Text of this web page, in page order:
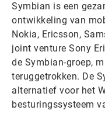
Symbian is een
ontwikkeling van
Nokia, Ericsson,
joint venture Sony
de Symbian-groep,
teruggetrokken. De
alternatief voor het
besturingssysteem